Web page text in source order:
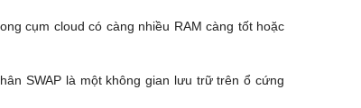
cụm cloud có càng nhiều RAM càng tốt hoặc
SWAP là một không gian lưu trữ trên ổ cứng